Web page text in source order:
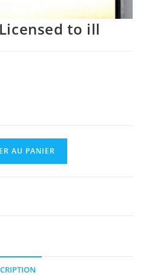
Licensed to ill
AU PANIER